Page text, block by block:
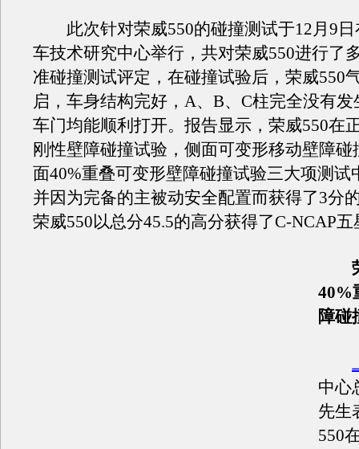
此次针对荣威550的碰撞测试于12月9日
车技术研究中心举行，共对荣威550进行了
准碰撞测试评定，在碰撞试验后，荣威550
启，车身结构完好，A、B、C柱完全没有
车门均能顺利打开。报告显示，荣威550在
刚性壁障碰撞试验，侧面可变形移动壁障碰
面40%重叠可变形壁障碰撞试验三大项测试
并因为完备的主被动安全配置而获得了3分
荣威550以总分45.5的高分获得了C-NCAP
40%
障碰
中心
先生
550